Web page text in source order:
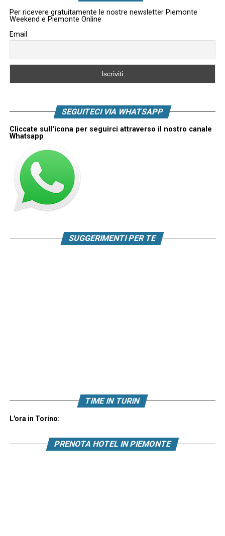
Per ricevere gratuitamente le nostre newsletter Piemonte
Weekend e Piemonte Online
Email
SEGUITECI VIA WHATSAPP
Cliccate sull'icona per seguirci attraverso il nostro canale
Whatsapp
SUGGERIMENTI PER TE
TIME IN TURIN
L'ora in Torino:
PRENOTA HOTEL IN PIEMONTE